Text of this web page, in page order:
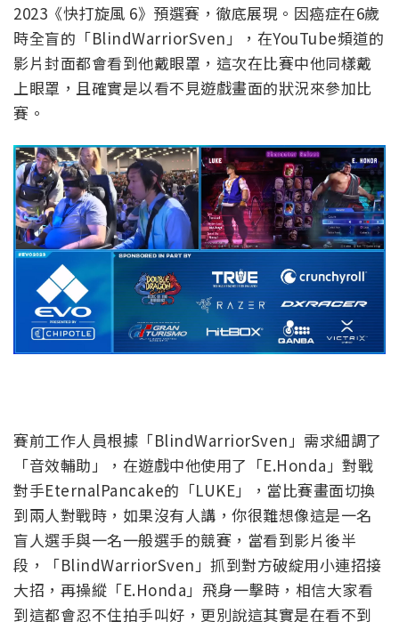
2023《快打旋風 6》預選賽，徹底展現。因癌症在6歲
時全盲的「BlindWarriorSven」，在YouTube頻道的
影片封面都會看到他戴眼罩，這次在比賽中他同樣戴
上眼罩，且確實是以看不見遊戲畫面的狀況來參加比
賽。
賽前工作人員根據「BlindWarriorSven」需求細調了
「音效輔助」，在遊戲中他使用了「E.Honda」對戰
對手EternalPancake的「LUKE」，當比賽畫面切換
到兩人對戰時，如果沒有人講，你很難想像這是一名
盲人選手與一名一般選手的競賽，當看到影片後半
段，「BlindWarriorSven」抓到對方破綻用小連招接
大招，再操縱「E.Honda」飛身一擊時，相信大家看
到這都會忍不住拍手叫好，更別說這其實是在看不到